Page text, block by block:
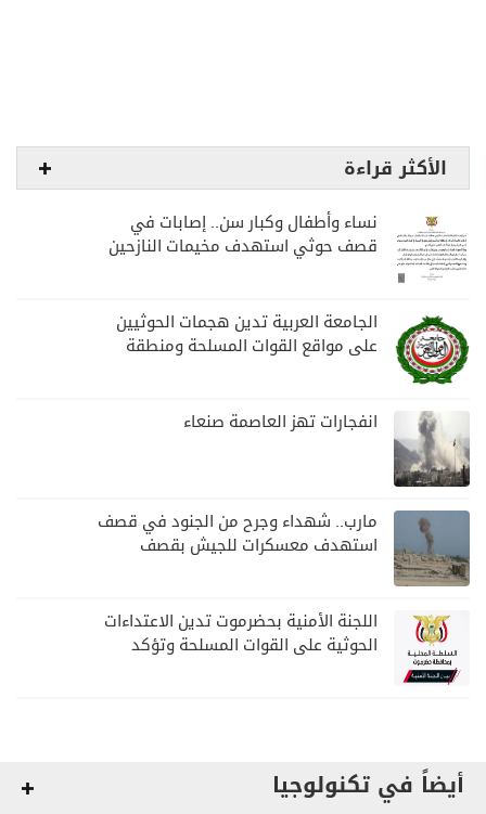
الأكثر قراءة
نساء وأطفال وكبار سن.. إصابات في
قصف حوثي استهدف مخيمات النازحين
الجامعة العربية تدين هجمات الحوثيين
على مواقع القوات المسلحة ومنطقة
انفجارات تهز العاصمة صنعاء
مارب.. شهداء وجرح من الجنود في قصف
استهدف معسكرات للجيش بقصف
اللجنة الأمنية بحضرموت تدين الاعتداءات
الحوثية على القوات المسلحة وتؤكد
أيضاً في تكنولوجيا